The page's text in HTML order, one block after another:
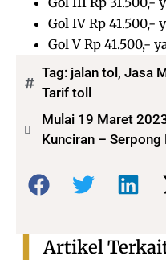
Gol IV Rp 41.500,-
Gol V Rp 41.500,-
Tag: jalan tol , Jasa
Tarif toll
Mulai 19 Maret
Kunciran – Serpong
Bagikan:
Artikel